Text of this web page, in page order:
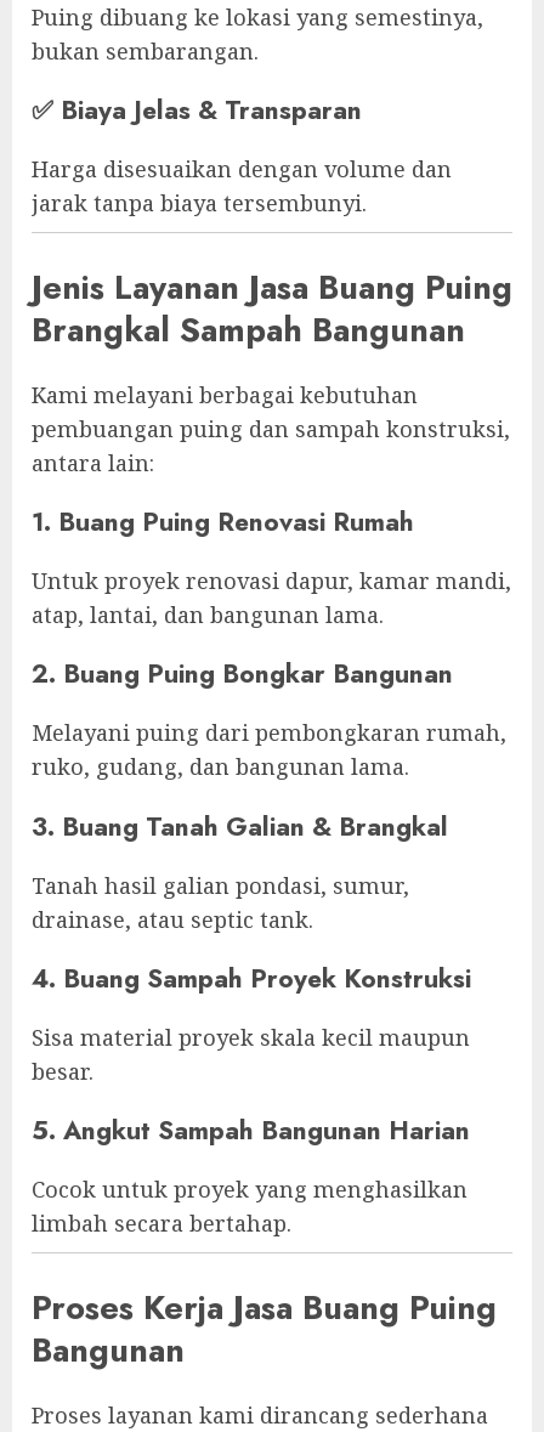
Puing dibuang ke lokasi yang semestinya,
bukan sembarangan.
✅ Biaya Jelas & Transparan
Harga disesuaikan dengan volume dan
jarak tanpa biaya tersembunyi.
Jenis Layanan Jasa Buang Puing
Brangkal Sampah Bangunan
Kami melayani berbagai kebutuhan
pembuangan puing dan sampah konstruksi,
antara lain:
1. Buang Puing Renovasi Rumah
Untuk proyek renovasi dapur, kamar mandi,
atap, lantai, dan bangunan lama.
2. Buang Puing Bongkar Bangunan
Melayani puing dari pembongkaran rumah,
ruko, gudang, dan bangunan lama.
3. Buang Tanah Galian & Brangkal
Tanah hasil galian pondasi, sumur,
drainase, atau septic tank.
4. Buang Sampah Proyek Konstruksi
Sisa material proyek skala kecil maupun
besar.
5. Angkut Sampah Bangunan Harian
Cocok untuk proyek yang menghasilkan
limbah secara bertahap.
Proses Kerja Jasa Buang Puing
Bangunan
Proses layanan kami dirancang sederhana